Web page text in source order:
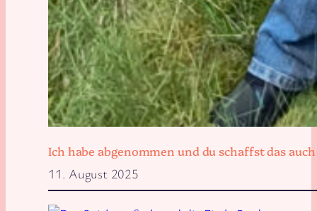
Ich habe abgenommen und du schaffst das auch
11. August 2025